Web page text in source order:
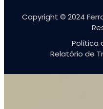
Copyright © 2024
Política
Relatório de